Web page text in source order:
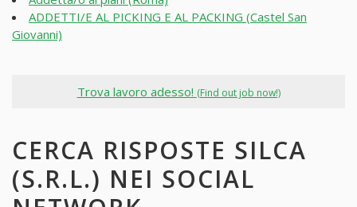
ADDETTI/E AL PICKING E AL PACKING (Castel San
Giovanni)
Trova lavoro adesso! (Find out job now!)
CERCA RISPOSTE SILCA
(S.R.L.) NEI SOCIAL